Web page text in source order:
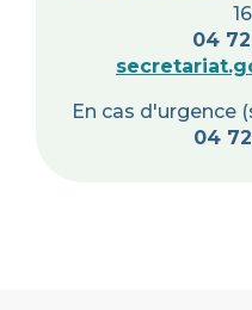
04
En cas d'urgence
04